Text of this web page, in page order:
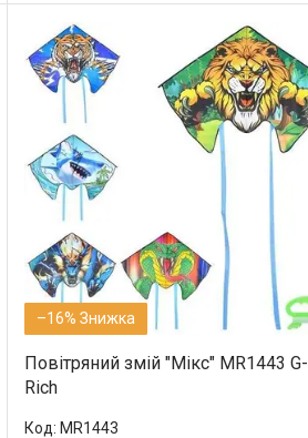
–16%
Повітряний змій "Мікс" MR1443 G-
Rich
MR1443